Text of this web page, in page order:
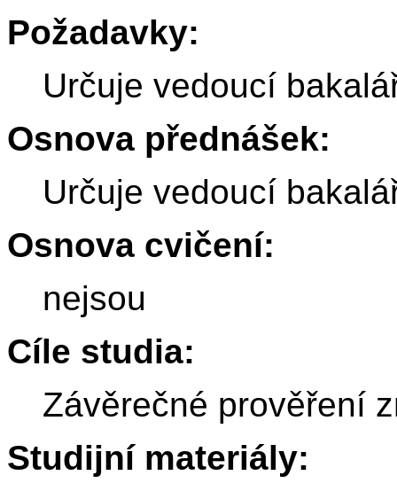
Požadavky:
Určuje vedoucí
Osnova přednášek:
Určuje vedoucí
Osnova cvičení:
nejsou
Cíle studia:
Závěrečné prověření
Studijní materiály: